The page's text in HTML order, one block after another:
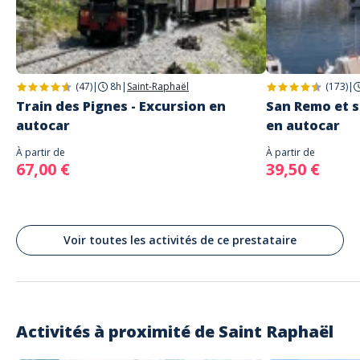
Parking Bonaparte, Quai Albert 1er, Saint-Raphaël, France
Saint Raphaël
Parking
Parking Bonaparte à proximité (payant)
Transport
Ligne agglobus n°8
Le lieu de rdv vous sera confirmé au moment de la réservation (selon
Saint Aygulf, Roquebrune sur Argens, Le Muy,....
(47)| 8h | Saint-Raphaël
Train des Pignes - Excursion en
autocar
À partir de
67,00 €
(173)|
San Remo et
en autocar
À partir de
39,50 €
Voir toutes les activités de ce prestataire
Activités à proximité de Saint Raphaël